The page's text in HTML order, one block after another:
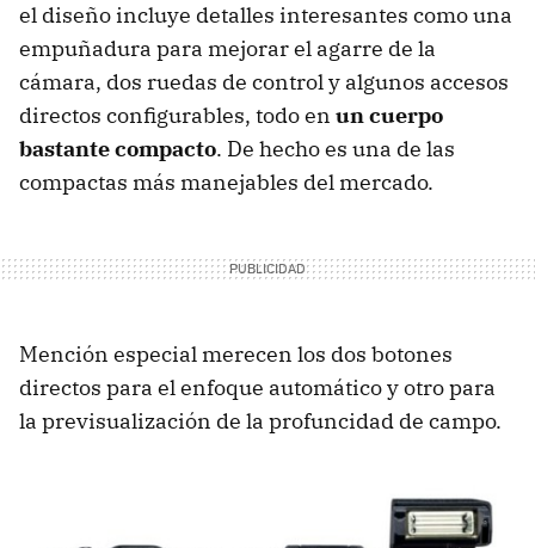
el diseño incluye detalles interesantes como una
empuñadura para mejorar el agarre de la
cámara, dos ruedas de control y algunos accesos
directos configurables, todo en un cuerpo
bastante compacto. De hecho es una de las
compactas más manejables del mercado.
Mención especial merecen los dos botones
directos para el enfoque automático y otro para
la previsualización de la profuncidad de campo.